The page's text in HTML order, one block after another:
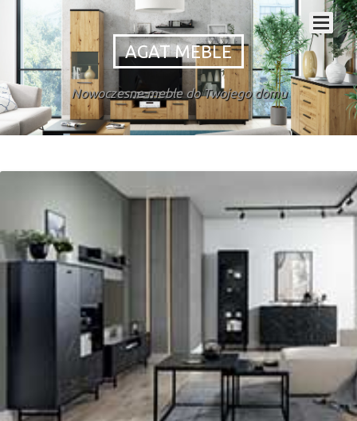
AGAT MEBLE
Nowoczesne meble do Twojego domu